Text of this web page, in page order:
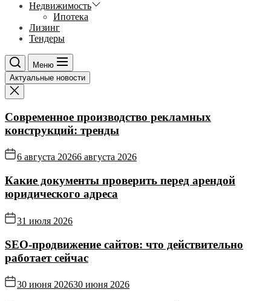
Недвижимость
Ипотека
Лизинг
Тендеры
Меню
Актуальные новости
Современное производство рекламных
конструкций: тренды
6 августа 20266 августа 2026
Какие документы проверить перед арендой
юридического адреса
31 июля 2026
SEO-продвижение сайтов: что действительно
работает сейчас
30 июня 202630 июня 2026